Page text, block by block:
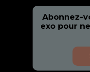
Abonnez-
exo pour